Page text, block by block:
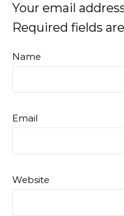
Your email
Required fields
Name
Email
Website